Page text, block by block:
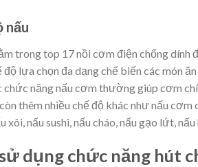
nấu
trong top 17 nồi cơm điện chống dính
lựa chọn đa dạng chế biến các món
năng nấu cơm thường giúp cơm
thêm nhiều chế độ khác như nấu cơm
xôi, nấu sushi, nấu cháo, nấu gạo lứt, nấu
dụng chức năng hút